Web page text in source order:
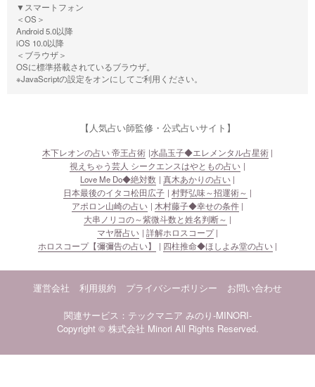
▼スマートフォン
＜OS＞
Android 5.0以降
iOS 10.0以降
＜ブラウザ＞
OSに標準搭載されているブラウザ。
※JavaScriptの設定をオンにしてご利用ください。
【人気占い師監修・公式占いサイト】
木下レオンの占い 帝王占術 水晶玉子◆エレメンタル占星術
視えちゃう芸人 シークエンスはやともの占い
Love Me Do◆絶対数
真木あかりの占い
日本最後のイタコ松田広子
村野弘味～招運術～
アポロン山崎の占い
木村藤子◆幸せの条件
大串ノリコの～紫微斗数と姓名判断～
マヤ暦占い
詳解ホロスコープ
ホロスコープ【彌彌告の占い】
四柱推命◆ほしよみ堂の占い
運営会社 利用規約 プライバシーポリシー お問い合わせ
関連サービス：テックマニア みのり-MINORI-
Copyright © 株式会社 Minori All Rights Reserved.